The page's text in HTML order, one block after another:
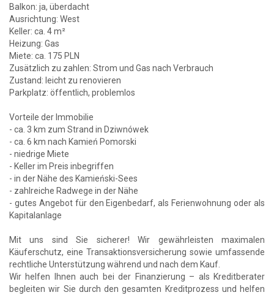
Balkon: ja, überdacht
Ausrichtung: West
Keller: ca. 4 m²
Heizung: Gas
Miete: ca. 175 PLN
Zusätzlich zu zahlen: Strom und Gas nach Verbrauch
Zustand: leicht zu renovieren
Parkplatz: öffentlich, problemlos
Vorteile der Immobilie
- ca. 3 km zum Strand in Dziwnówek
- ca. 6 km nach Kamień Pomorski
- niedrige Miete
- Keller im Preis inbegriffen
- in der Nähe des Kamieński-Sees
- zahlreiche Radwege in der Nähe
- gutes Angebot für den Eigenbedarf, als Ferienwohnung oder als
Kapitalanlage
Mit uns sind Sie sicherer! Wir gewährleisten maximalen
Käuferschutz, eine Transaktionsversicherung sowie umfassende
rechtliche Unterstützung während und nach dem Kauf.
Wir helfen Ihnen auch bei der Finanzierung – als Kreditberater
begleiten wir Sie durch den gesamten Kreditprozess und helfen